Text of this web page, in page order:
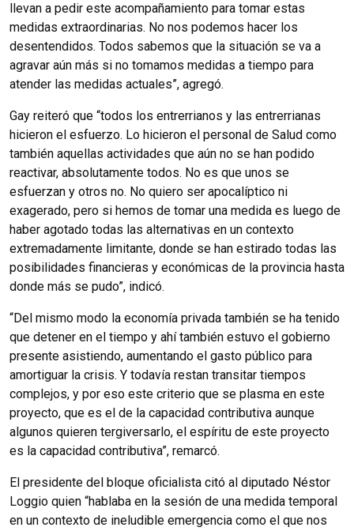
llevan a pedir este acompañamiento para tomar estas
medidas extraordinarias. No nos podemos hacer los
desentendidos. Todos sabemos que la situación se va a
agravar aún más si no tomamos medidas a tiempo para
atender las medidas actuales”, agregó.
Gay reiteró que “todos los entrerrianos y las entrerrianas
hicieron el esfuerzo. Lo hicieron el personal de Salud como
también aquellas actividades que aún no se han podido
reactivar, absolutamente todos. No es que unos se
esfuerzan y otros no. No quiero ser apocalíptico ni
exagerado, pero si hemos de tomar una medida es luego de
haber agotado todas las alternativas en un contexto
extremadamente limitante, donde se han estirado todas las
posibilidades financieras y económicas de la provincia hasta
donde más se pudo”, indicó.
“Del mismo modo la economía privada también se ha tenido
que detener en el tiempo y ahí también estuvo el gobierno
presente asistiendo, aumentando el gasto público para
amortiguar la crisis. Y todavía restan transitar tiempos
complejos, y por eso este criterio que se plasma en este
proyecto, que es el de la capacidad contributiva aunque
algunos quieren tergiversarlo, el espíritu de este proyecto
es la capacidad contributiva”, remarcó.
El presidente del bloque oficialista citó al diputado Néstor
Loggio quien “hablaba en la sesión de una medida temporal
en un contexto de ineludible emergencia como el que nos